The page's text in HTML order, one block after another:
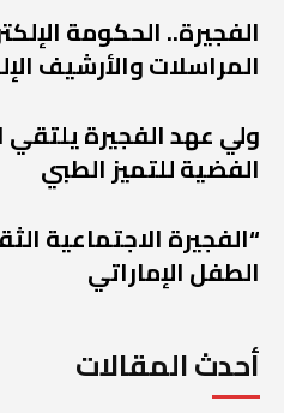
الفجيرة.. الحكومة
المراسلات والأرشيف
ولي عهد الفجيرة يلتقي
الفضية للتميز الطبي
“الفجيرة الاجتماعية
الطفل الإماراتي
أحدث المقالات